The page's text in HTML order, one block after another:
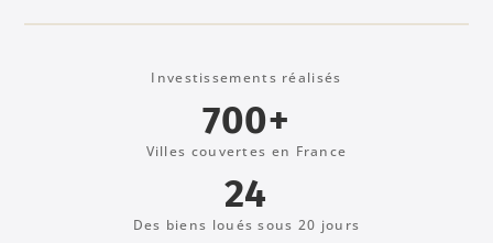
Investissements réalisés
700+
Villes couvertes en France
24
Des biens loués sous 20 jours